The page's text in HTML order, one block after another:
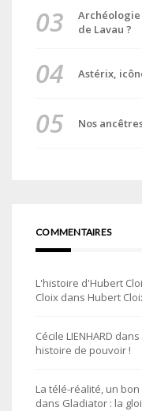
Archéologie
de Lavau ?
Astérix,
Nos
COMMENTAIRES
L'histoire d'Hubert
Cloix dans Hubert
Cécile LIENHARD dans
histoire de pouvoir !
La télé-réalité, un
dans Gladiator : la